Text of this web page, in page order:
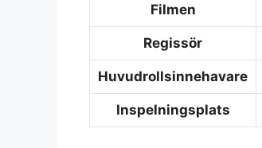
Filmen
Regissör
Huvudrollsinnehavare
Inspelningsplats